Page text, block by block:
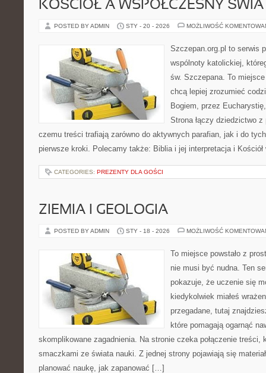
KOŚCIÓŁ A WSPÓŁCZESNY
POSTED BY ADMIN STY - 20 - 2026 MOŻLIWOŚĆ
Szczepan.org.pl to serwis
wspólnoty katolickiej,
św. Szczepana. To
chcą lepiej zrozumieć
Bogiem, przez
Strona łączy dziedzictwo
czemu treści trafiają zarówno do aktywnych parafian, jak i do
pierwsze kroki. Polecamy także: Biblia i jej interpretacja i
CATEGORIES: PREZENTY DLA GOŚCI
ZIEMIA I GEOLOGIA
POSTED BY ADMIN STY - 18 - 2026 MOŻLIWOŚĆ
To miejsce powstało z
nie musi być nudna. Ten
pokazuje, że uczenie się
kiedykolwiek miałeś
przegadane, tutaj
które pomagają ogarnąć
skomplikowane zagadnienia. Na stronie czeka połączenie treści,
smaczkami ze świata nauki. Z jednej strony pojawiają się
planować naukę, jak zapanować […]